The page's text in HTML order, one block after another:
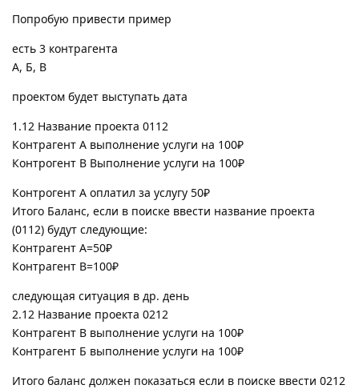
Попробую привести пример
есть 3 контрагента
А, Б, В
проектом будет выступать дата
1.12 Название проекта 0112
Контрагент А выполнение услуги на 100₽
Контрогент В Выполнение услуги на 100₽
Контрогент А оплатил за услугу 50₽
Итого Баланс, если в поиске ввести название проекта
(0112) будут следующие:
Контрагент А=50₽
Контрагент В=100₽
следующая ситуация в др. день
2.12 Название проекта 0212
Контрагент В выполнение услуги на 100₽
Контрагент Б выполнение услуги на 100₽
Итого баланс должен показаться если в поиске ввести 0212